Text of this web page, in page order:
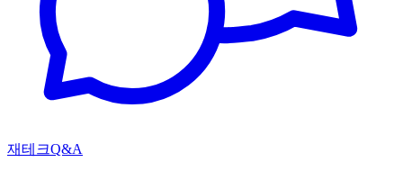
재테크Q&A